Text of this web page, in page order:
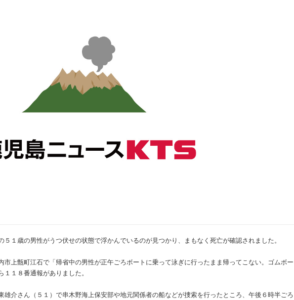
１歳の男性がうつ伏せの状態で浮かんでいるのが見つかり、まもなく死亡が確認されました。
上甑町江石で「帰省中の男性が正午ごろボートに乗って泳ぎに行ったまま帰ってこない。ゴムボ
１８番通報がありました。
介さん（５１）で串木野海上保安部や地元関係者の船などが捜索を行ったところ、午後６時半ご